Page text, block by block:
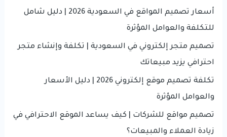
r
أسعار تصميم المواقع في السعودية 2026 | دليل شامل
للتكلفة والعوامل المؤثرة
تصميم متجر إلكتروني في السعودية | تكلفة وإنشاء متجر
احترافي يزيد مبيعاتك
تكلفة تصميم موقع إلكتروني 2026 | دليل الأسعار
والعوامل المؤثرة
تصميم مواقع للشركات | كيف يساعد الموقع الاحترافي في
زيادة العملاء والمبيعات؟